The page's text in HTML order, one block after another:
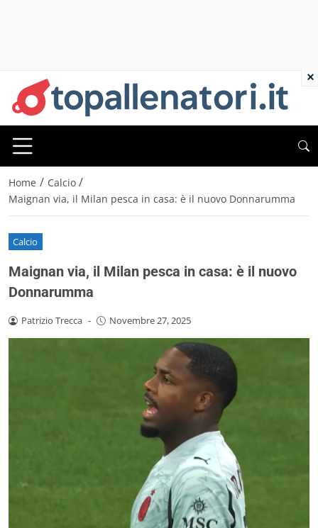
Home / Calcio /
Maignan via, il Milan pesca in casa: è il nuovo Donnarumma
Calcio
Maignan via, il Milan pesca in casa: è il nuovo
Donnarumma
Patrizio Trecca - Novembre 27, 2025
×